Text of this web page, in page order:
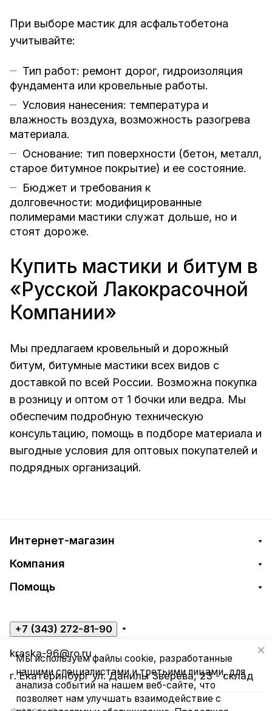
При выборе мастик для асфальтобетона
учитывайте:
Тип работ: ремонт дорог, гидроизоляция
фундамента или кровельные работы.
Условия нанесения: температура и
влажность воздуха, возможность разогрева
материала.
Основание: тип поверхности (бетон, металл,
старое битумное покрытие) и ее состояние.
Бюджет и требования к
долговечности: модифицированные
полимерами мастики служат дольше, но и
стоят дороже.
Купить мастики и битум в
«Русской Лакокрасочной
Компании»
Мы предлагаем кровельный и дорожный
битум, битумные мастики всех видов с
доставкой по всей России. Возможна покупка
в розницу и оптом от 1 бочки или ведра. Мы
обеспечим подробную техническую
консультацию, помощь в подборе материала и
выгодные условия для оптовых покупателей и
подрядных организаций.
Интернет-магазин
Компания
Помощь
+7 (343) 272-81-90
kraska-96@ro.ru
г. Екатеринбург ул. Данилы Зверева, 23 - склад
Мы используем файлы cookie, разработанные
нашими специалистами и третьими лицами, для
анализа событий на нашем веб-сайте, что
позволяет нам улучшать взаимодействие с